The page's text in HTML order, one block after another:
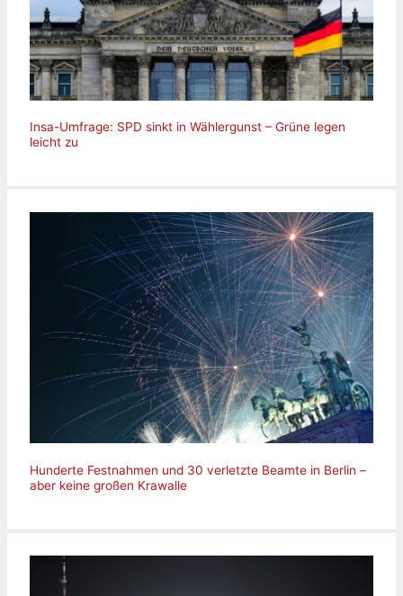
Insa-Umfrage: SPD sinkt in Wählergunst – Grüne legen
leicht zu
Hunderte Festnahmen und 30 verletzte Beamte in Berlin –
aber keine großen Krawalle